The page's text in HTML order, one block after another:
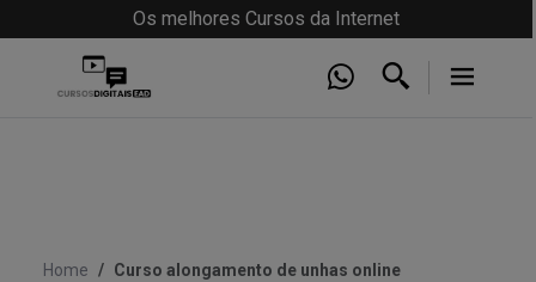
Os melhores Cursos da Internet
Home Curso alongamento de unhas online